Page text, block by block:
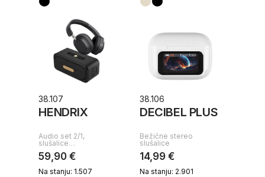
38.107
HENDRIX
Audio set 2/1,
slušalice…
59,90 €
Na stanju: 1.507
38.106
DECIBEL PLUS
Bežične stereo
slušalice
14,99 €
Na stanju: 2.901